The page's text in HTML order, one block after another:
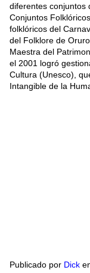
diferentes conjuntos
Conjuntos
folklóricos del
del Folklore de
Maestra del
el 2001 logró
Cultura (Unesco),
Intangible de la
Publicado por Dick